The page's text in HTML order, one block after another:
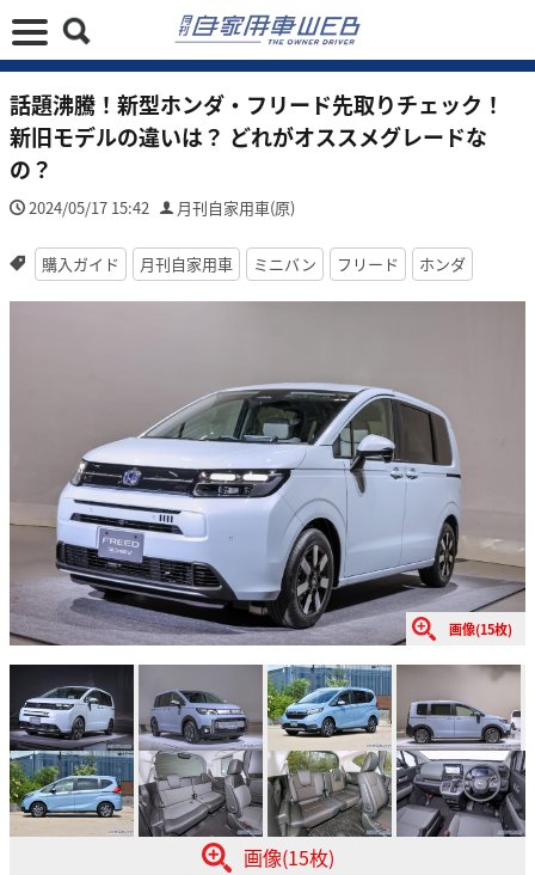
話題沸騰！新型ホンダ・フリード先取りチェック！
新旧モデルの違いは？ どれがオススメグレードな
の？
2024/05/17 15:42 月刊自家用車(原)
購入ガイド 月刊自家用車 ミニバン フリード ホンダ
画像(15枚)
画像(15枚)